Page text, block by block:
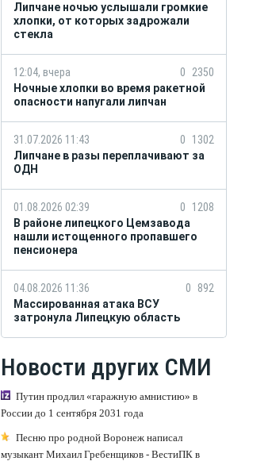
Рефинансирование
кредитов в первом
полугодии 2026 года
5 тысяч гостей, 9
трудовых
подвели итоги
фестиваля
лучше»
Липчане ночью услышали громкие
хлопки, от которых задрожали
стекла
12:04, вчера 0
2350
Ночные хлопки во время ракетной
опасности напугали липчан
31.07.2026 11:43 0
1302
Липчане в разы переплачивают за
ОДН
01.08.2026 02:39 0
1208
В районе липецкого Цемзавода
нашли истощенного пропавшего
пенсионера
04.08.2026 11:36 0
892
Массированная атака ВСУ
затронула Липецкую область
Новости других СМИ
Путин продлил «гаражную амнистию» в
России до 1 сентября 2031 года
Песню про родной Воронеж написал
музыкант Михаил Гребенщиков - ВестиПК в